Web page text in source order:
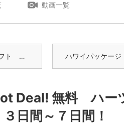
動画一覧
リゾート ＆ スパ
Deal! 無料 ハー
日間～７日間！